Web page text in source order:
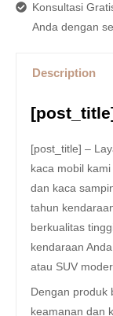
Konsultasi
Anda dengan
Description
[post_title] –
kaca mobil
dan kaca
tahun
berkualitas
kendaraan
atau SUV
Dengan produk
keamanan dan